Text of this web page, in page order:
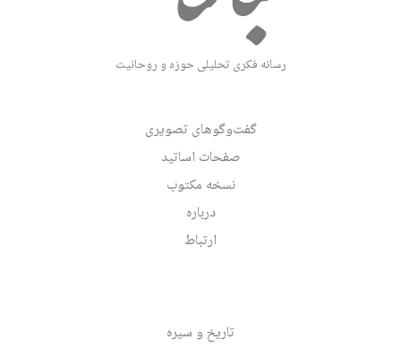
رسانه فکری تحلیلی حوزه و روحانیت
گفت‌وگوهای تصویری
صفحات اساتید
نسخه مکتوب
درباره
ارتباط
تاریخ و سیره